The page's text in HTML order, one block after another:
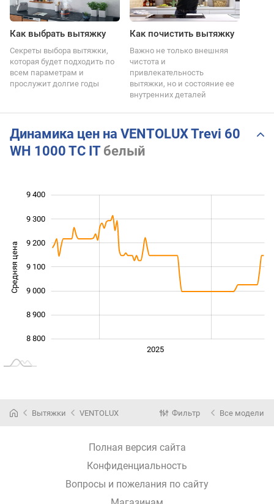
Как выбрать вытяжку
Секреты выбора вытяжки,
которая будет подходить по
всем параметрам и
прослужит долгие годы
Как почистить вытяжку
Важно не только внешняя
чистота и
привлекательность
вытяжки, но и состояние ее
внутренних деталей
Динамика цен на VENTOLUX Trevi 60
WH 1000 TC IT белый
Средняя цена 8 800
8 800
8 900
9 000
9 100
9 200
9 300
9 400
2025
Вытяжки VENTOLUX Фильтр Все модели
Полная версия сайта
Конфиденциальность
Вопросы и пожелания по сайту